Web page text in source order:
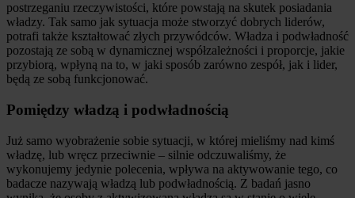
postrzeganiu rzeczywistości, które powstają na skutek posiadania
władzy. Tak samo jak sytuacja może stworzyć dobrych liderów,
potrafi także kształtować złych przywódców. Władza i podwładność
pozostają ze sobą w dynamicznej współzależności i proporcje, jakie
przybiorą, wpłyną na to, w jaki sposób zarówno zespół, jak i lider,
będą ze sobą funkcjonować.
Pomiędzy władzą i podwładnością
Już samo wyobrażenie sobie sytuacji, w której mieliśmy nad kimś
władzę, lub wręcz przeciwnie – silnie odczuwaliśmy, że
wykonujemy jedynie polecenia, wpływa na aktywowanie tego, co
badacze nazywają władzą lub podwładnością. Z badań jasno